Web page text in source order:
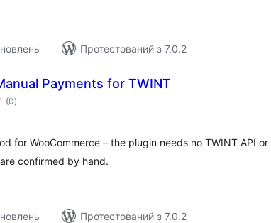
Протестований з 7.0.2
Payments for TWINT
(0загальний
рейтинг
)
for WooCommerce – the plugin needs no TWINT API or
confirmed by hand.
Протестований з 7.0.2